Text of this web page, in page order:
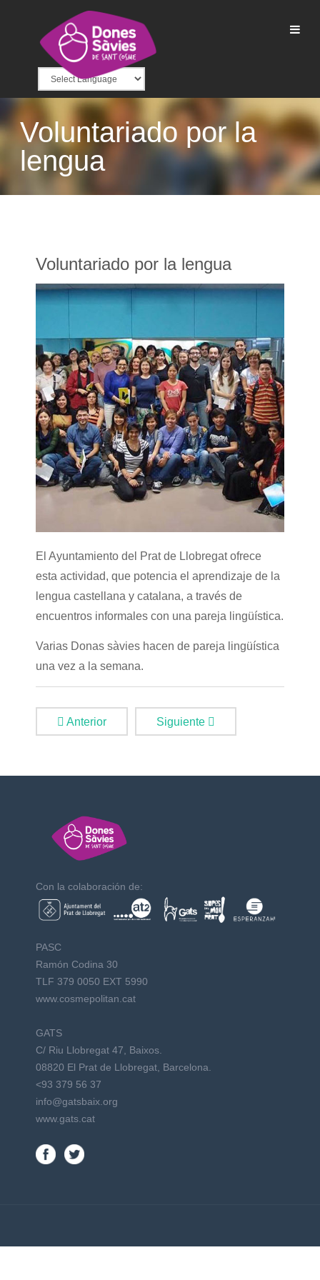
Voluntariado por la
lengua
Voluntariado por la lengua
El Ayuntamiento del Prat de Llobregat ofrece
esta actividad, que potencia el aprendizaje de la
lengua castellana y catalana, a través de
encuentros informales con una pareja lingüística.
Varias Donas sàvies hacen de pareja lingüística
una vez a la semana.
Anterior Siguiente
Con la colaboración de:
PASC
Ramón Codina 30
TLF 379 0050 EXT 5990
www.cosmepolitan.cat
GATS
C/ Riu Llobregat 47, Baixos.
08820 El Prat de Llobregat, Barcelona.
<93 379 56 37
info@gatsbaix.org
www.gats.cat